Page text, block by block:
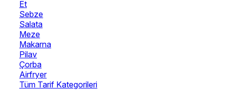
Et
Sebze
Salata
Meze
Makarna
Pilav
Çorba
Airfryer
Tüm Tarif Kategorileri